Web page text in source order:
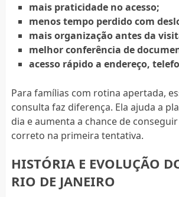
mais praticidade no acesso;
menos tempo perdido com
mais organização antes da
melhor conferência de
acesso rápido a endereço,
Para famílias com rotina apertada,
consulta faz diferença. Ela ajuda a
dia e aumenta a chance de
correto na primeira tentativa.
HISTÓRIA E EVOLUÇÃO
RIO DE JANEIRO